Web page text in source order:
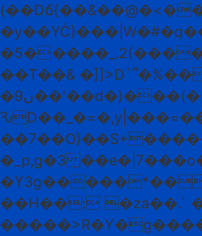
��T��&
�9ں��'��d�)���(�[����%��u��ȁ�2'=�Yn�!
�_p,g�3
��H��: �za��.`